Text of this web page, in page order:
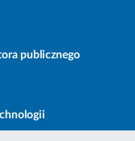
publicznego